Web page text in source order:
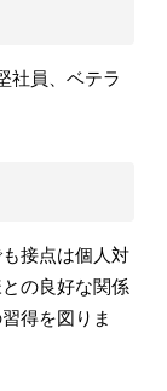
社員、ベテラ
接点は個人対
の良好な関係
得を図りま